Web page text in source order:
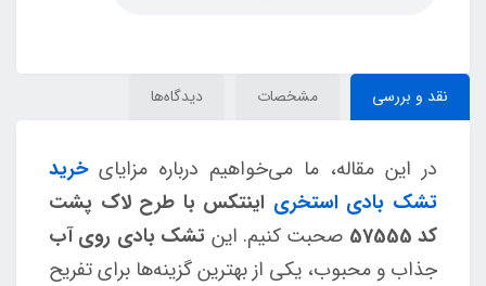
نقد و بررسی مشخصات دیدگاه‌ها
در این مقاله، ما می‌خواهیم درباره مزایایخرید
تشک بادی استخری اینتکس با طرح لاک پشت
کد 57555
صحبت کنیم. این تشک بادی روی آب
جذاب و محبوب، یکی از بهترین گزینه‌ها برای تفریح